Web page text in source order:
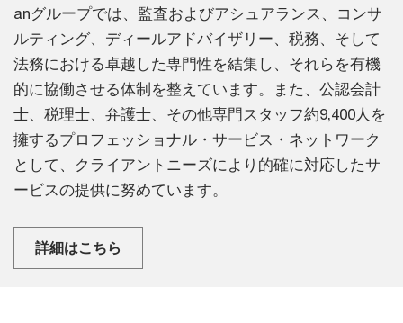
anグループでは、監査およびアシュアランス、コンサ
ルティング、ディールアドバイザリー、税務、そして
法務における卓越した専門性を結集し、それらを有機
的に協働させる体制を整えています。また、公認会計
士、税理士、弁護士、その他専門スタッフ約9,400人を
擁するプロフェッショナル・サービス・ネットワーク
として、クライアントニーズにより的確に対応したサ
ービスの提供に努めています。
詳細はこちら